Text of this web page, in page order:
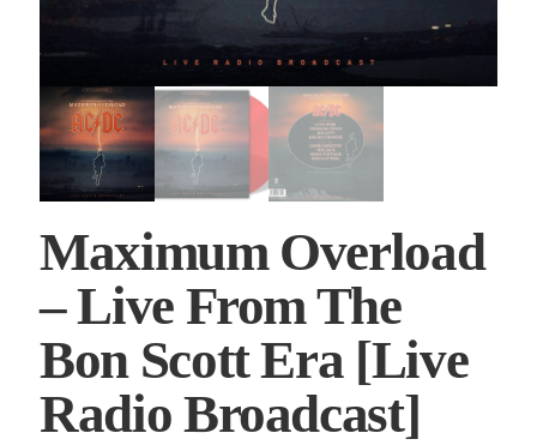
Maximum Overload
– Live From The
Bon Scott Era [Live
Radio Broadcast]